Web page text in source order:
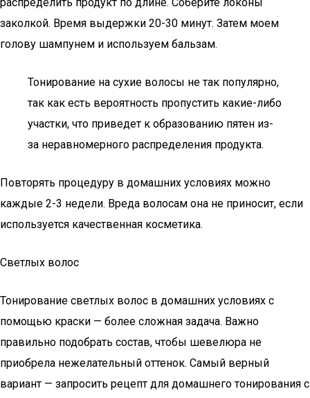
заколкой. Время выдержки 20-30 минут. Затем моем
голову шампунем и используем бальзам.
Тонирование на сухие волосы не так популярно,
так как есть вероятность пропустить какие-либо
участки, что приведет к образованию пятен из-
за неравномерного распределения продукта.
Повторять процедуру в домашних условиях можно
каждые 2-3 недели. Вреда волосам она не приносит, если
используется качественная косметика.
Светлых волос
Тонирование светлых волос в домашних условиях с
помощью краски — более сложная задача. Важно
правильно подобрать состав, чтобы шевелюра не
приобрела нежелательный оттенок. Самый верный
вариант — запросить рецепт для домашнего тонирования с